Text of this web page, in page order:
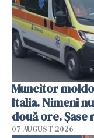
Muncitor
Italia. Nimeni
două ore.
07 AUGUST 2026